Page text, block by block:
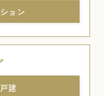
ョン
建